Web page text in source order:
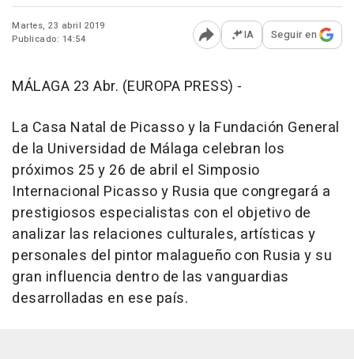
Martes, 23 abril 2019
Publicado: 14:54
Abrir opciones para
IA Seguir en
MÁLAGA 23 Abr. (EUROPA PRESS) -
La Casa Natal de Picasso y la Fundación General
de la Universidad de Málaga celebran los
próximos 25 y 26 de abril el Simposio
Internacional Picasso y Rusia que congregará a
prestigiosos especialistas con el objetivo de
analizar las relaciones culturales, artísticas y
personales del pintor malagueño con Rusia y su
gran influencia dentro de las vanguardias
desarrolladas en ese país.